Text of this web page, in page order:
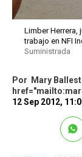
Limber Herrera,
trabajo en NFI
Suministrada
Por
Mary
12 Sep 2012,